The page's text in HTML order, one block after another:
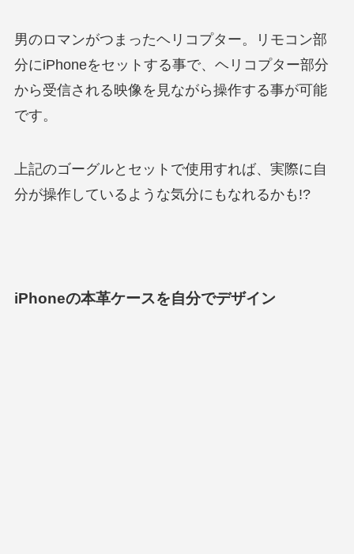
男のロマンがつまったヘリコプター。リモコン部
分にiPhoneをセットする事で、ヘリコプター部分
から受信される映像を見ながら操作する事が可能
です。
上記のゴーグルとセットで使用すれば、実際に自
分が操作しているような気分にもなれるかも!?
iPhoneの本革ケースを自分でデザイン